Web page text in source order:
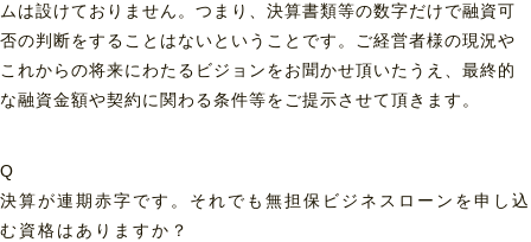
ムは設けておりません。つまり、決算書類等の数字だけで融資可
否の判断をすることはないということです。ご経営者様の現況や
これからの将来にわたるビジョンをお聞かせ頂いたうえ、最終的
な融資金額や契約に関わる条件等をご提示させて頂きます。
Q
決算が連期赤字です。それでも無担保ビジネスローンを申し込
む資格はありますか？